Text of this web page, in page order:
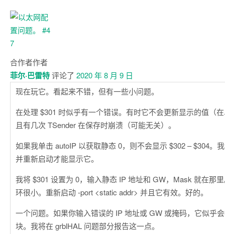
合作者作者
菲尔·巴雷特评论了 2020 年 8 月 9 日
现在玩它。看起来不错，但有一些小问题。
在处理 $301 时似乎有一个错误。有时它不会更新显示的值（
且有几次 TSender 在保存时崩溃（可能无关）。
如果我单击 autoIP 以获取静态 0，则不会显示 $302 – $304。
并重新启动才能显示它。
我将 $301 设置为 0，输入静态 IP 地址和 GW，Mask 就在那
环很小。重新启动 -port <static addr> 并且它有效。好的。
一个问题。如果你输入错误的 IP 地址或 GW 或掩码，它似乎
块。我将在 grblHAL 问题部分报告这一点。